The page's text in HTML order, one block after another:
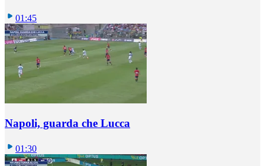
01:45
Napoli, guarda che Lucca
01:30